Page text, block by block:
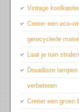
Vintage
Creëer een eco-
gerecyclede
Laat je tuin
Draadloze
verbeteren
Creëer een groen